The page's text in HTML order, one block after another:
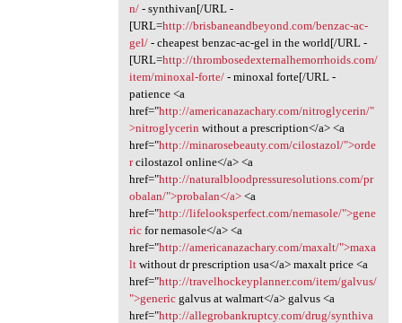
n/- synthivan[/URL -
[URL=http://brisbaneandbeyond.com/benzac-ac-
gel/- cheapest benzac-ac-gel in the world[/URL -
[URL=http://thrombosedexternalhemorrhoids.com/
item/minoxal-forte/- minoxal forte[/URL -
patience <a
href="http://americanazachary.com/nitroglycerin/"
>nitroglycerin without a prescription</a> <a
href="http://minarosebeauty.com/cilostazol/">orde
rcilostazol online</a> <a
href="http://naturalbloodpressuresolutions.com/pr
obalan/">probalan</a><a
href="http://lifelooksperfect.com/nemasole/">gene
ricfor nemasole</a> <a
href="http://americanazachary.com/maxalt/">maxa
ltwithout dr prescription usa</a> maxalt price <a
href="http://travelhockeyplanner.com/item/galvus/
">genericgalvus at walmart</a> galvus <a
href="http://allegrobankruptcy.com/drug/synthiva